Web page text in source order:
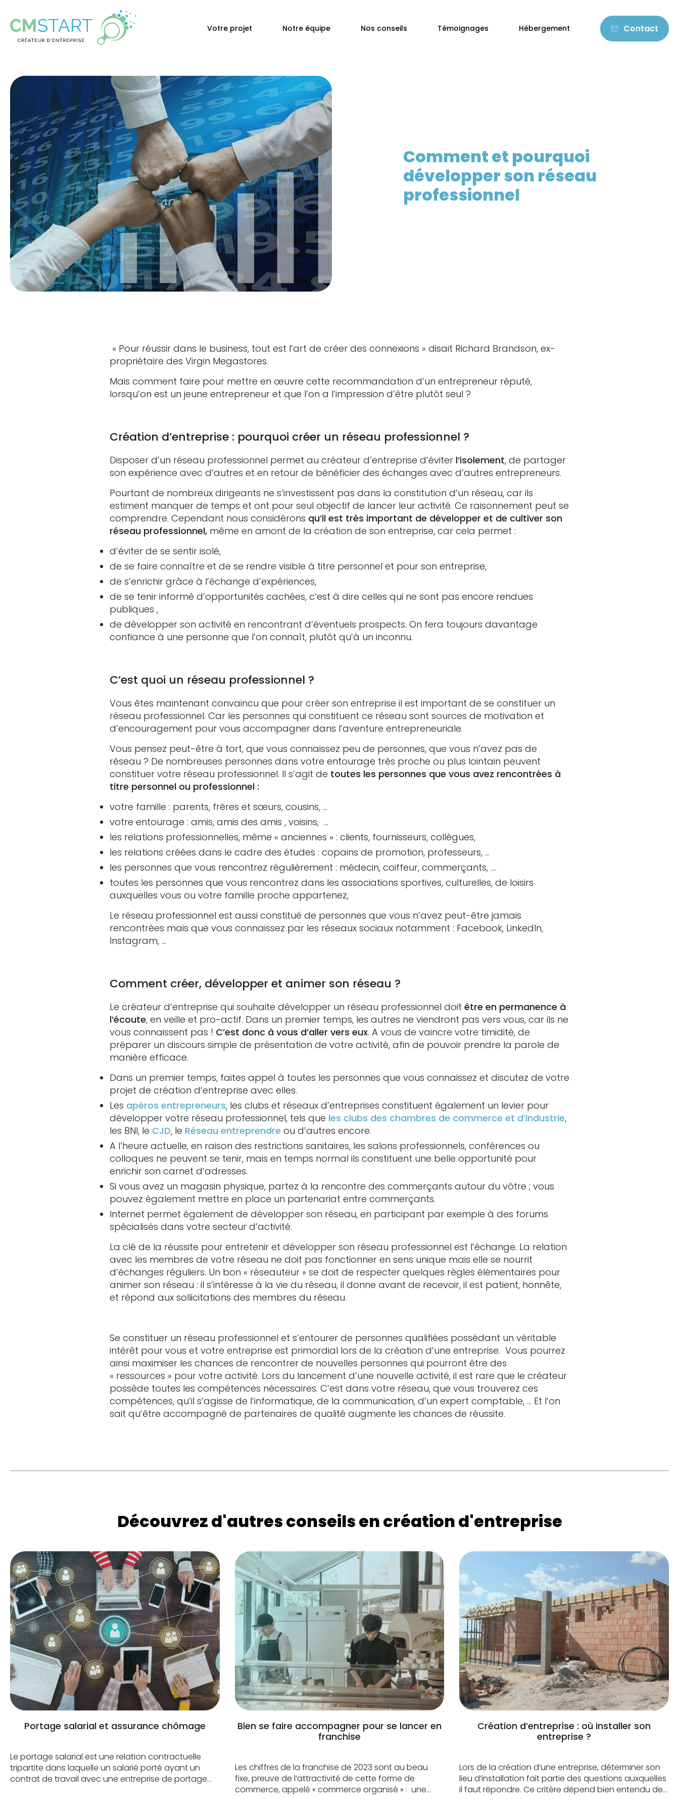
Votre projet Notre équipe Nos conseils Témoignages Hébergement Contact
Comment et pourquoi
développer son réseau
professionnel
» Pour réussir dans le business, tout est l’art de créer des connexions » disait Richard Brandson, ex-
propriétaire des Virgin Megastores.
Mais comment faire pour mettre en œuvre cette recommandation d’un entrepreneur réputé,
lorsqu’on est un jeune entrepreneur et que l’on a l’impression d’être plutôt seul ?
Création d’entreprise : pourquoi créer un réseau professionnel ?
Disposer d’un réseau professionnel permet au créateur d’entreprise d’éviter l’isolement, de partager
son expérience avec d’autres et en retour de bénéficier des échanges avec d’autres entrepreneurs.
Pourtant de nombreux dirigeants ne s’investissent pas dans la constitution d’un réseau, car ils
estiment manquer de temps et ont pour seul objectif de lancer leur activité. Ce raisonnement peut se
comprendre. Cependant nous considérons qu’il est très important de développer et de cultiver son
réseau professionnel, même en amont de la création de son entreprise, car cela permet :
d’éviter de se sentir isolé,
de se faire connaître et de se rendre visible à titre personnel et pour son entreprise,
de s’enrichir grâce à l’échange d’expériences,
de se tenir informé d’opportunités cachées, c’est à dire celles qui ne sont pas encore rendues
publiques ,
de développer son activité en rencontrant d’éventuels prospects. On fera toujours davantage
confiance à une personne que l’on connaît, plutôt qu’à un inconnu.
C’est quoi un réseau professionnel ?
Vous êtes maintenant convaincu que pour créer son entreprise il est important de se constituer un
réseau professionnel. Car les personnes qui constituent ce réseau sont sources de motivation et
d’encouragement pour vous accompagner dans l’aventure entrepreneuriale.
Vous pensez peut-être à tort, que vous connaissez peu de personnes, que vous n’avez pas de
réseau ? De nombreuses personnes dans votre entourage très proche ou plus lointain peuvent
constituer votre réseau professionnel. Il s’agit de toutes les personnes que vous avez rencontrées à
titre personnel ou professionnel :
votre famille : parents, frères et sœurs, cousins, …
votre entourage : amis, amis des amis , voisins, …
les relations professionnelles, même « anciennes » : clients, fournisseurs, collègues,
les relations créées dans le cadre des études : copains de promotion, professeurs, …
les personnes que vous rencontrez régulièrement : médecin, coiffeur, commerçants, ….
toutes les personnes que vous rencontrez dans les associations sportives, culturelles, de loisirs
auxquelles vous ou votre famille proche appartenez,
Le réseau professionnel est aussi constitué de personnes que vous n’avez peut-être jamais
rencontrées mais que vous connaissez par les réseaux sociaux notamment : Facebook, LinkedIn,
Instagram, …
Comment créer, développer et animer son réseau ?
Le créateur d’entreprise qui souhaite développer un réseau professionnel doit être en permanence à
l’écoute, en veille et pro-actif. Dans un premier temps, les autres ne viendront pas vers vous, car ils ne
vous connaissent pas ! C’est donc à vous d’aller vers eux. A vous de vaincre votre timidité, de
préparer un discours simple de présentation de votre activité, afin de pouvoir prendre la parole de
manière efficace.
Dans un premier temps, faites appel à toutes les personnes que vous connaissez et discutez de votre
projet de création d’entreprise avec elles.
Les apéros entrepreneurs, les clubs et réseaux d’entreprises constituent également un levier pour
développer votre réseau professionnel, tels que les clubs des chambres de commerce et d’industrie,
les BNI, le CJD, le Réseau entreprendre ou d’autres encore.
A l’heure actuelle, en raison des restrictions sanitaires, les salons professionnels, conférences ou
colloques ne peuvent se tenir, mais en temps normal ils constituent une belle opportunité pour
enrichir son carnet d’adresses.
Si vous avez un magasin physique, partez à la rencontre des commerçants autour du vôtre ; vous
pouvez également mettre en place un partenariat entre commerçants.
Internet permet également de développer son réseau, en participant par exemple à des forums
spécialisés dans votre secteur d’activité.
La clé de la réussite pour entretenir et développer son réseau professionnel est l’échange. La relation
avec les membres de votre réseau ne doit pas fonctionner en sens unique mais elle se nourrit
d’échanges réguliers. Un bon « réseauteur » se doit de respecter quelques règles élémentaires pour
animer son réseau : il s’intéresse à la vie du réseau, il donne avant de recevoir, il est patient, honnête,
et répond aux sollicitations des membres du réseau.
Se constituer un réseau professionnel et s’entourer de personnes qualifiées possédant un véritable
intérêt pour vous et votre entreprise est primordial lors de la création d’une entreprise. Vous pourrez
ainsi maximiser les chances de rencontrer de nouvelles personnes qui pourront être des
« ressources » pour votre activité. Lors du lancement d’une nouvelle activité, il est rare que le créateur
possède toutes les compétences nécessaires. C’est dans votre réseau, que vous trouverez ces
compétences, qu’il s’agisse de l’informatique, de la communication, d’un expert comptable, … Et l’on
sait qu’être accompagné de partenaires de qualité augmente les chances de réussite.
Découvrez d'autres conseils en création d'entreprise
Portage salarial et assurance chômage
Le portage salarial est une relation contractuelle
tripartite dans laquelle un salarié porté ayant un
contrat de travail avec une entreprise de portage
Bien se faire accompagner pour se lancer en
franchise
Les chiffres de la franchise de 2023 sont au beau
fixe, preuve de l’attractivité de cette forme de
commerce, appelé « commerce organisé » : une
Création d’entreprise : où installer son
entreprise ?
Lors de la création d’une entreprise, déterminer son
lieu d’installation fait partie des questions auxquelles
il faut répondre. Ce critère dépend bien entendu de